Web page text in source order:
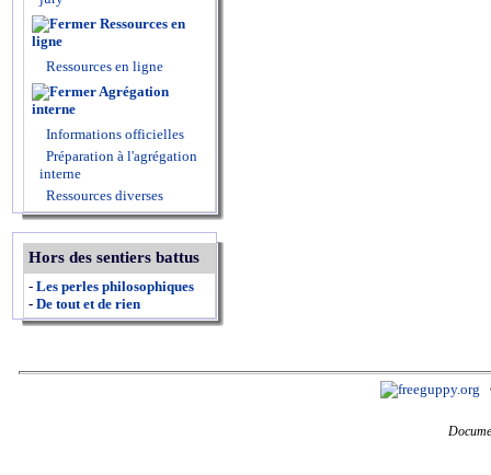
Ressources en
ligne
Ressources en ligne
Agrégation
interne
Informations officielles
Préparation à l'agrégation
interne
Ressources diverses
Hors des sentiers battus
- Les perles philosophiques
- De tout et de rien